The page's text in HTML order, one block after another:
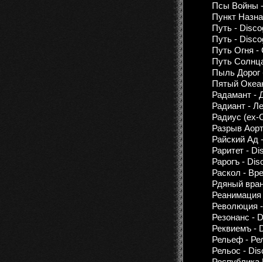
Псы Войны
Пункт
Путь -
Путь -
Путь Огня -
Путь
Пыль Дорог
Пятый
Радамант -
Радиант -
Радиус (ex-
Разрыв
Райский Ад
Раритет -
Рарогъ -
Раскол -
Рдяный
Революция
Резонанс -
Реквиемъ -
Рельеф -
Рельос -